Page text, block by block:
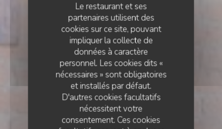
Le restaurant et ses
partenaires utilisent des
cookies sur ce site, pouvant
impliquer la collecte de
données à caractère
personnel. Les cookies dits «
nécessaires » sont obligatoires
et installés par défaut.
D'autres cookies facultatifs
nécessitent votre
consentement. Ces cookies